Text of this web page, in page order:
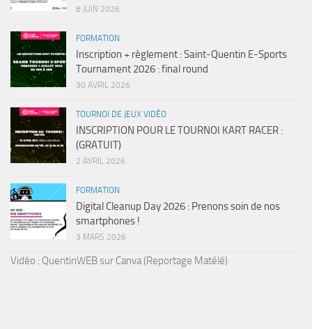
8 JUIN 2026
FORMATION
Inscription + règlement : Saint-Quentin E-Sports
Tournament 2026 : final round
30 AVRIL 2026
TOURNOI DE JEUX VIDÉO
INSCRIPTION POUR LE TOURNOI KART RACER :
(GRATUIT)
2 AVRIL 2026
FORMATION
Digital Cleanup Day 2026 : Prenons soin de nos
smartphones !
3 MARS 2026
Vidéo : QuentinWEB sur Canva (Reportage Matélé)